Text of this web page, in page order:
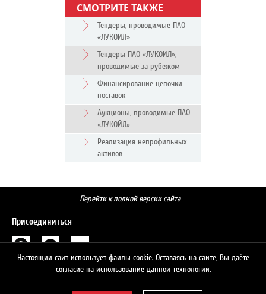
СМОТРИТЕ ТАКЖЕ
Тендеры, проводимые ПАО
«ЛУКОЙЛ»
Тендеры ПАО «ЛУКОЙЛ»,
проводимые за рубежом
Финансирование цепочки
поставок
Аукционы, проводимые ПАО
«ЛУКОЙЛ»
Реализация непрофильных
активов
Перейти к полной версии сайта
Присоединиться
Настоящий сайт использует файлы cookie. Оставаясь на сайте, Вы даёте
согласие на использование данной технологии.